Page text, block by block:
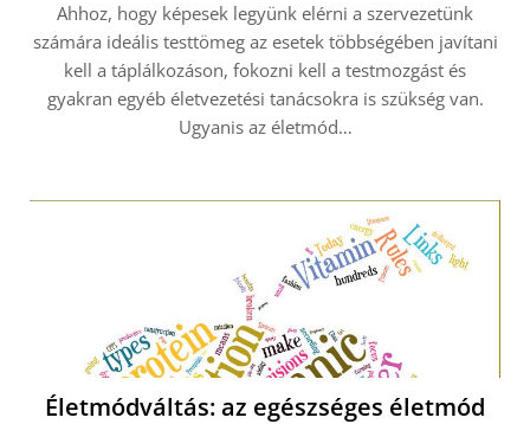
Ahhoz, hogy képesek legyünk elérni a szervezetünk
számára ideális testtömeg az esetek többségében javítani
kell a táplálkozáson, fokozni kell a testmozgást és
gyakran egyéb életvezetési tanácsokra is szükség van.
Ugyanis az életmód…
Életmódváltás: az egészséges életmód